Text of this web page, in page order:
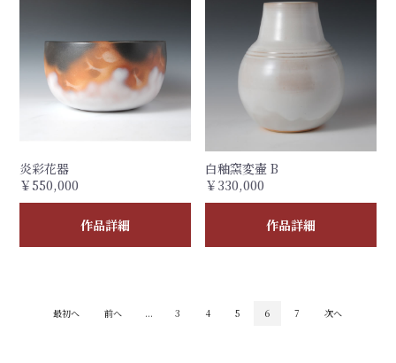
炎彩花器
￥550,000
作品詳細
白釉窯変壷 B
￥330,000
作品詳細
最初へ 前へ ... 3 4 5 6 7 次へ